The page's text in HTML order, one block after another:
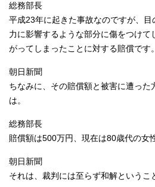
総務部長
平成23年に起きた事故なのですが、目
力に影響するような部分に傷をつけ
がってしまったことに対する賠償です。
朝日新聞
ちなみに、その賠償額と被害に遭った
は。
総務部長
賠償額は500万円、現在は80歳代の女
朝日新聞
それは、裁判には至らず和解というこ